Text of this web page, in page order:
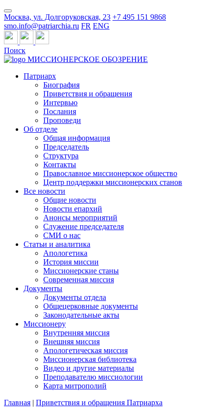
Москва, ул. Долгоруковская, 23 +7 495 151 9868
smo.info@patriarchia.ru FR ENG
Поиск
МИССИОНЕРСКОЕ ОБОЗРЕНИЕ
Патриарх
Биография
Приветствия и обращения
Интервью
Послания
Проповеди
Об отделе
Общая информация
Председатель
Структура
Контакты
Православное миссионерское общество
Центр поддержки миссионерских станов
Все новости
Общие новости
Новости епархий
Анонсы мероприятий
Служение председателя
СМИ о нас
Статьи и аналитика
Апологетика
История миссии
Миссионерские станы
Современная миссия
Документы
Документы отдела
Общецерковные документы
Законодательные акты
Миссионеру
Внутренняя миссия
Внешняя миссия
Апологетическая миссия
Миссионерская библиотека
Видео и другие материалы
Преподавателю миссиологии
Карта митрополий
Главная | Приветствия и обращения Патриарха